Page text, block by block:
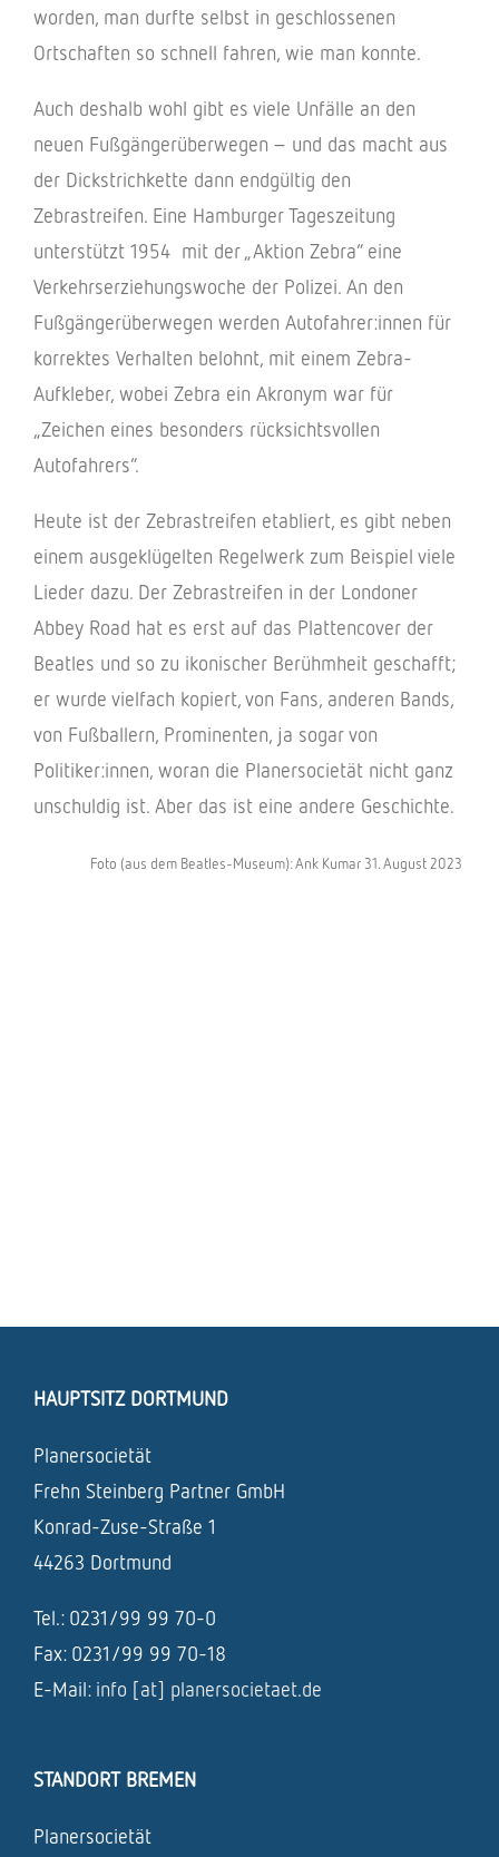
worden, man durfte selbst in geschlos­se­nen
Ortschaf­ten so schnell fahren, wie man konnte.
Auch deshalb wohl gibt es viele Unfälle an den
neuen Fußgän­ger­über­we­gen – und das macht aus
der Dick­strich­kette dann endgül­tig den
Zebra­strei­fen. Eine Hambur­ger Tages­zei­tung
unter­stützt 1954 mit der „Aktion Zebra“ eine
Verkehrs­er­zie­hungs­wo­che der Poli­zei. An den
Fußgän­ger­über­we­gen werden Autofahrer:innen für
korrek­tes Verhal­ten belohnt, mit einem Zebra-
Aufkle­ber, wobei Zebra ein Akro­nym war für
„Zeichen eines beson­ders rück­sichts­vol­len
Autofahrers“.
Heute ist der Zebra­strei­fen etabliert, es gibt neben
einem ausge­klü­gel­ten Regel­werk zum Beispiel viele
Lieder dazu. Der Zebra­strei­fen in der Londo­ner
Abbey Road hat es erst auf das Plat­ten­co­ver der
Beat­les und so zu ikoni­scher Berühm­heit geschafft;
er wurde viel­fach kopiert, von Fans, ande­ren Bands,
von Fußbal­lern, Promi­nen­ten, ja sogar von
Politiker:innen, woran die Planer­so­cie­tät nicht ganz
unschul­dig ist. Aber das ist eine andere Geschichte.
Foto (aus dem Beat­les-Museum): Ank Kumar 31. August 2023
HAUPTSITZ DORTMUND
Planersocietät
Frehn Steinberg Partner GmbH
Konrad-Zuse-Straße 1
44263 Dortmund
Tel.: 0231/99 99 70-0
Fax: 0231/99 99 70-18
E-Mail: info [at] planersocietaet.de
STANDORT BREMEN
Planersocietät